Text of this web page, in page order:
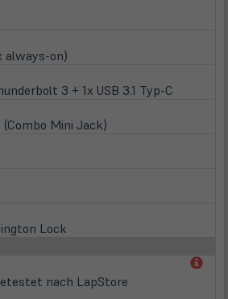
always-on)
3 + 1x USB 3.1 Typ-C
Mini Jack)
Lock
nach LapStore